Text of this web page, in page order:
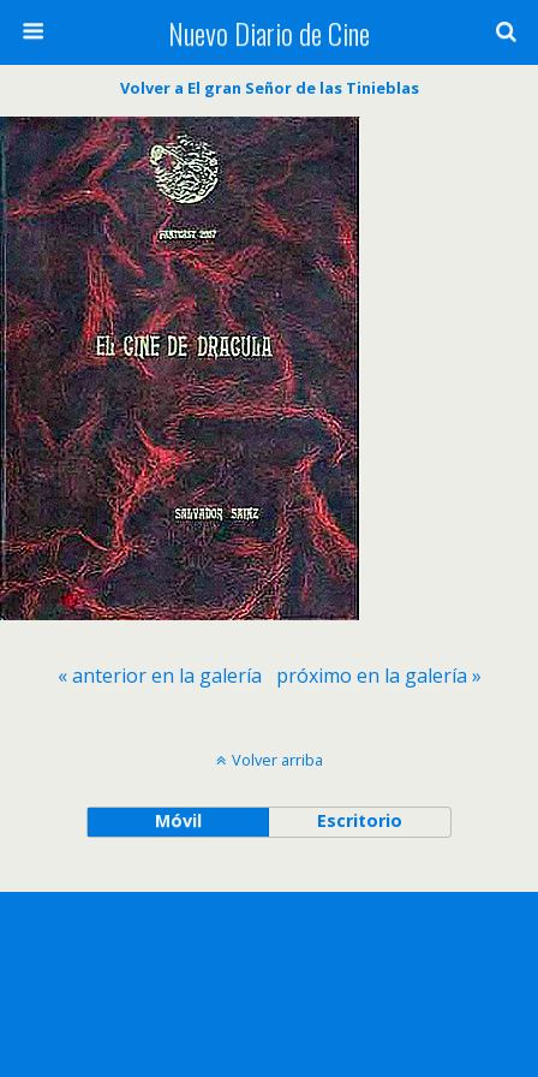
Nuevo Diario de Cine
Volver a El gran Señor de las Tinieblas
« anterior en la galería próximo en la galería »
Volver arriba
Móvil Escritorio